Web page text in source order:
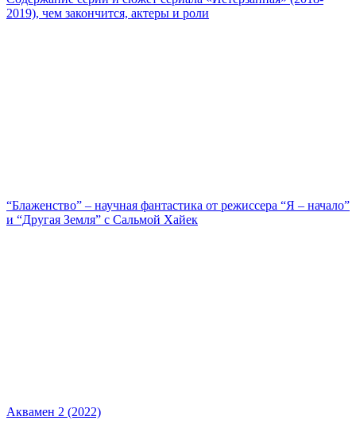
2019), чем закончится, актеры и роли
“Блаженство” – научная фантастика от режиссера “Я – начало”
и “Другая Земля” с Сальмой Хайек
Аквамен 2 (2022)